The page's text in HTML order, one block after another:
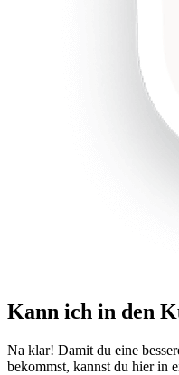
Kann ich in den
Na klar! Damit du eine
bekommst, kannst du hier in